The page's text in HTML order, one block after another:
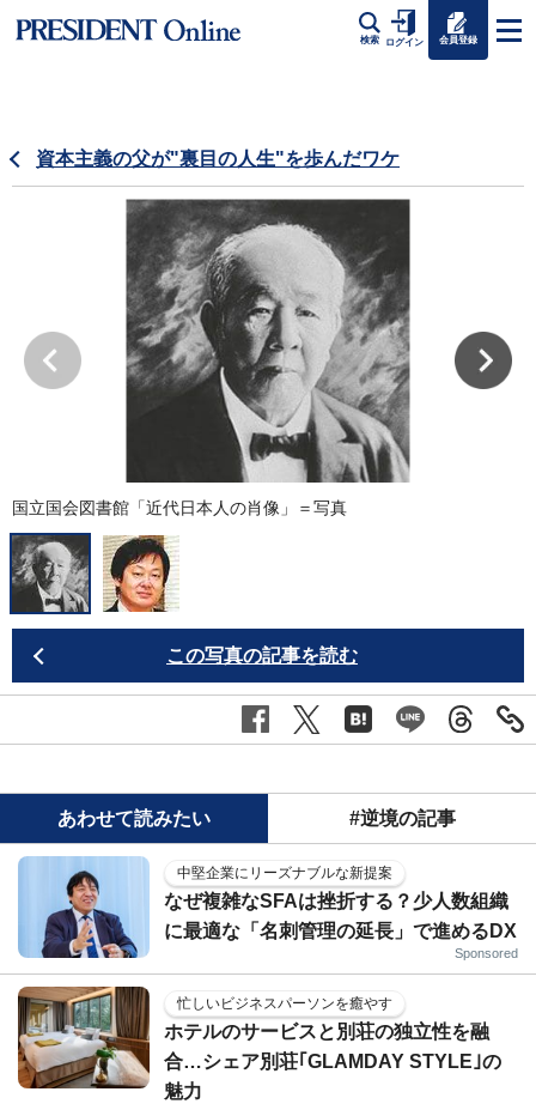
検索 ログイン 会員登録
資本主義の父が"裏目の人生"を歩んだワケ
国立国会図書館「近代日本人の肖像」＝写真
この写真の記事を読む
あわせて読みたい #逆境の記事
中堅企業にリーズナブルな新提案
なぜ複雑なSFAは挫折する？少人数組織
に最適な「名刺管理の延長」で進めるDX
Sponsored
忙しいビジネスパーソンを癒やす
ホテルのサービスと別荘の独立性を融
合…シェア別荘｢GLAMDAY STYLE｣の
魅力